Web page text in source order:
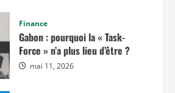
Finance
Gabon : pourquoi la « Task-
Force » n’a plus lieu d’être ?
mai 11, 2026